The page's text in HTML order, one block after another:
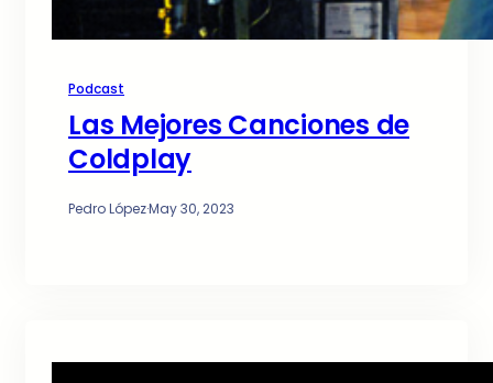
Podcast
Las Mejores Canciones de
Coldplay
Pedro López·May 30, 2023